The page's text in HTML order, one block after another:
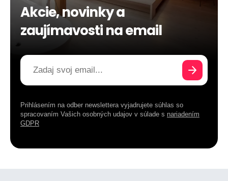
Akcie, novinky a
zaujímavosti na email
Prihlásením na odber newslettera vyjadrujete súhlas so
spracovaním Vašich osobných udajov v súlade s nariadením
GDPR